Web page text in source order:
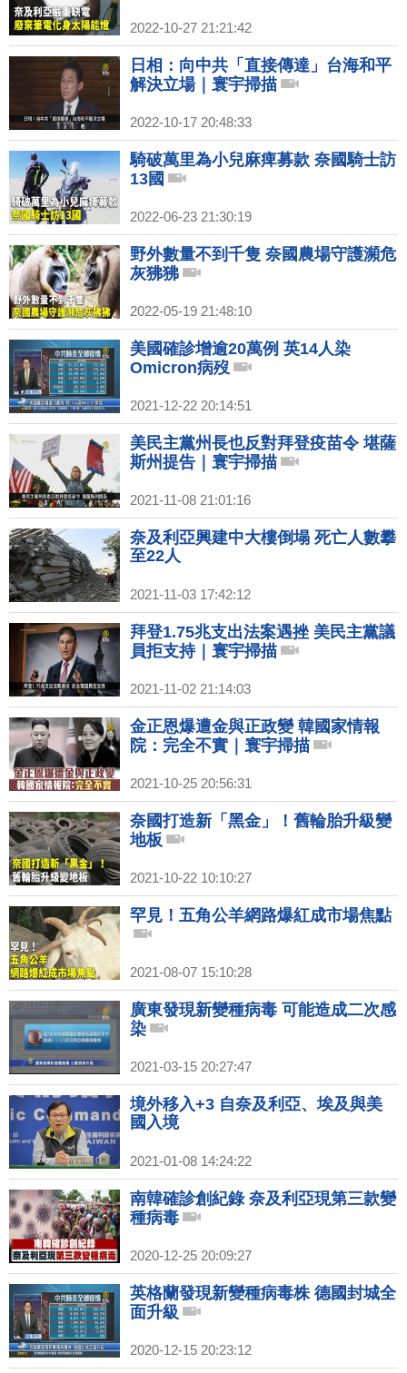
2022-10-27 21:21:42
日相：向中共「直接傳達」台海和平
解決立場｜寰宇掃描
2022-10-17 20:48:33
騎破萬里為小兒麻痺募款 奈國騎士訪
13國
2022-06-23 21:30:19
野外數量不到千隻 奈國農場守護瀕危
灰狒狒
2022-05-19 21:48:10
美國確診增逾20萬例 英14人染
Omicron病歿
2021-12-22 20:14:51
美民主黨州長也反對拜登疫苗令 堪薩
斯州提告｜寰宇掃描
2021-11-08 21:01:16
奈及利亞興建中大樓倒塌 死亡人數攀
至22人
2021-11-03 17:42:12
拜登1.75兆支出法案遇挫 美民主黨議
員拒支持｜寰宇掃描
2021-11-02 21:14:03
金正恩爆遭金與正政變 韓國家情報
院：完全不實｜寰宇掃描
2021-10-25 20:56:31
奈國打造新「黑金」！舊輪胎升級變
地板
2021-10-22 10:10:27
罕見！五角公羊網路爆紅成市場焦點
2021-08-07 15:10:28
廣東發現新變種病毒 可能造成二次感
染
2021-03-15 20:27:47
境外移入+3 自奈及利亞、埃及與美
國入境
2021-01-08 14:24:22
南韓確診創紀錄 奈及利亞現第三款變
種病毒
2020-12-25 20:09:27
英格蘭發現新變種病毒株 德國封城全
面升級
2020-12-15 20:23:12